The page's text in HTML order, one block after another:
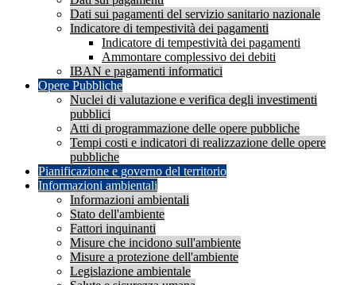
Dati sui pagamenti del servizio sanitario nazionale
Indicatore di tempestività dei pagamenti
Indicatore di tempestività dei pagamenti
Ammontare complessivo dei debiti
IBAN e pagamenti informatici
Opere Pubbliche
Nuclei di valutazione e verifica degli investimenti
pubblici
Atti di programmazione delle opere pubbliche
Tempi costi e indicatori di realizzazione delle opere
pubbliche
Pianificazione e governo del territorio
Informazioni ambientali
Informazioni ambientali
Stato dell'ambiente
Fattori inquinanti
Misure che incidono sull'ambiente
Misure a protezione dell'ambiente
Legislazione ambientale